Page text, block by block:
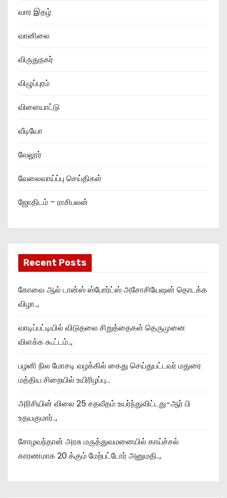
வார இதழ்
வானிலை
விருதுநகர்
விழுப்புரம்
விளையாட்டு
வீடியோ
வேலூர்
வேலைவாய்ப்பு செய்திகள்
ஜோதிடம் – ராசிபலன்
Recent Posts
கோவை ஆல் டான்ஸ் ஸ்போர்ட்ஸ் அசோசியேஷன் தொடக்க
விழா..,
வாடிப்பட்டியில் விடுதலை சிறுத்தைகள் தெருமுனை
விளக்க கூட்டம்..,
பழனி நில மோசடி வழக்கில் கைது செய்துபட்டவர் மதுரை
மத்திய சிறையில் உயிரிழப்பு…
அரிசியின் விலை 25 சதவீதம் உயர்ந்துவிட்டது-ஆர் பி
உதயகுமார்..,
சோழவந்தான் அரசு மருத்துவமனையில் காய்ச்சல்
காரணமாக 20 க்கும் மேற்பட்டோர் அனுமதி..,